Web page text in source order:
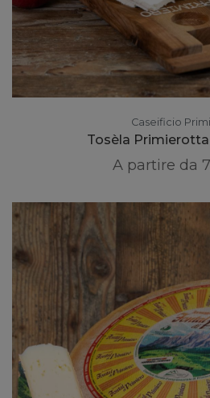
Caseificio
Tosèla Primierotta
A partire da